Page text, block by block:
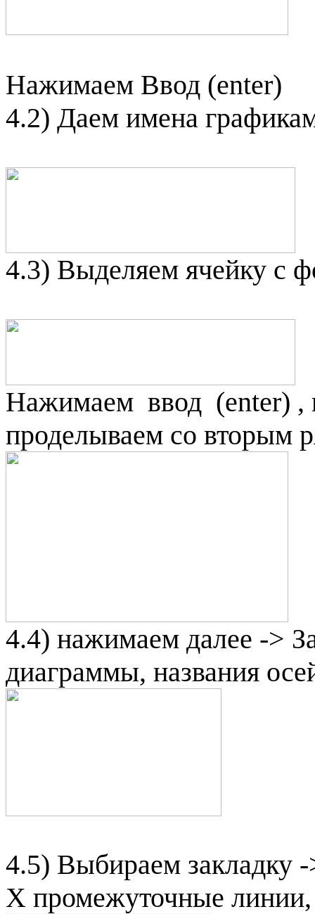
Нажимаем Ввод (enter)
4.2) Даем имена
4.3) Выделяем ячейку с
Нажимаем ввод (enter) ,
проделываем со вторым
4.4) нажимаем далее ->
диаграммы, названия
4.5) Выбираем закладку
X промежуточные